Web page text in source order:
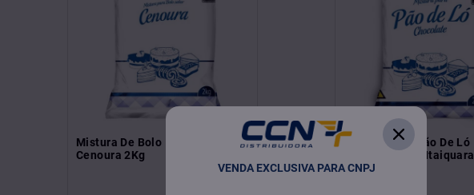
VENDA EXCLUSIVA PARA CNPJ
Mistura De Bolo Itaiquara
Cenoura 2Kg
Mistura Para Pão De Ló
Chocolate 2Kg Itaiquara